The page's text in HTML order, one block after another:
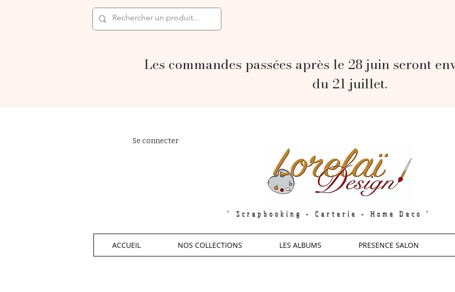
Les commandes passées après le 28 juin seront
du 21 juillet.
Se connecter
" Scrapbooking - Carterie - Home Deco "
ACCUEIL NOS COLLECTIONS LES ALBUMS PRESENCE SALON